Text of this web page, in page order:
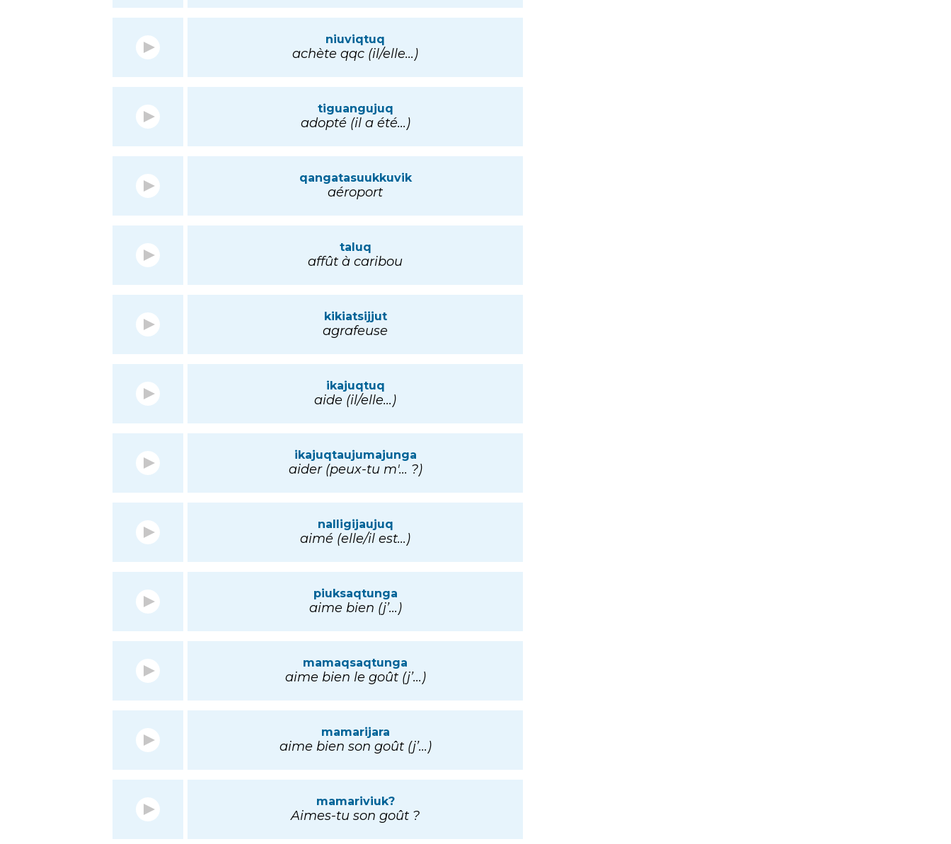
niuviqtuq
achète qqc (il/elle...)
tiguangujuq
adopté (il a été...)
qangatasuukkuvik
aéroport
taluq
affût à caribou
kikiatsijjut
agrafeuse
ikajuqtuq
aide (il/elle...)
ikajuqtaujumajunga
aider (peux-tu m'... ?)
nalligijaujuq
aimé (elle/il est...)
piuksaqtunga
aime bien (j’...)
mamaqsaqtunga
aime bien le goût (j’...)
mamarijara
aime bien son goût (j’...)
mamariviuk?
Aimes-tu son goût ?